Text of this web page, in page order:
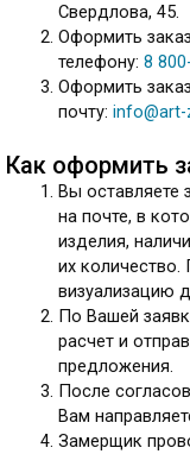
Свердлова, 45.
Оформить
телефону: 8
Оформить
почту: info@art-
Как оформить
Вы оставляете
на почте, в
изделия,
их количество.
визуализацию
По Вашей
расчет и
предложения.
После
Вам
Замерщик